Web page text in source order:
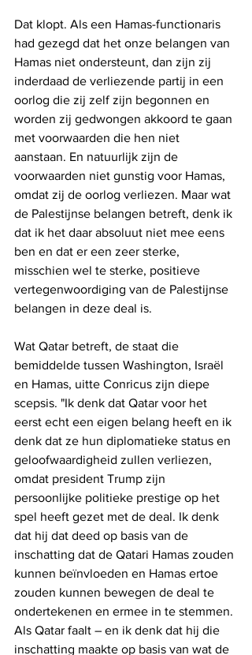
Dat klopt. Als een Hamas-functionaris
had gezegd dat het onze belangen van
Hamas niet ondersteunt, dan zijn zij
inderdaad de verliezende partij in een
oorlog die zij zelf zijn begonnen en
worden zij gedwongen akkoord te gaan
met voorwaarden die hen niet
aanstaan. En natuurlijk zijn de
voorwaarden niet gunstig voor Hamas,
omdat zij de oorlog verliezen. Maar wat
de Palestijnse belangen betreft, denk ik
dat ik het daar absoluut niet mee eens
ben en dat er een zeer sterke,
misschien wel te sterke, positieve
vertegenwoordiging van de Palestijnse
belangen in deze deal is.
Wat Qatar betreft, de staat die
bemiddelde tussen Washington, Israël
en Hamas, uitte Conricus zijn diepe
scepsis. "Ik denk dat Qatar voor het
eerst echt een eigen belang heeft en ik
denk dat ze hun diplomatieke status en
geloofwaardigheid zullen verliezen,
omdat president Trump zijn
persoonlijke politieke prestige op het
spel heeft gezet met de deal. Ik denk
dat hij dat deed op basis van de
inschatting dat de Qatari Hamas zouden
kunnen beïnvloeden en Hamas ertoe
zouden kunnen bewegen de deal te
ondertekenen en ermee in te stemmen.
Als Qatar faalt – en ik denk dat hij die
inschatting maakte op basis van wat de